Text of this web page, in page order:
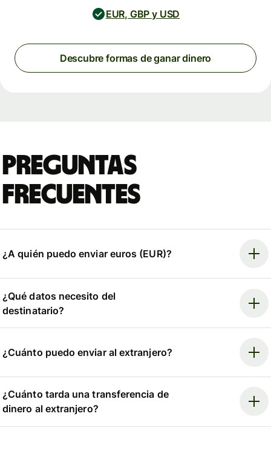
EUR, GBP y USD
Descubre formas de ganar dinero
Preguntas
frecuentes
¿A quién puedo enviar euros (EUR)?
¿Qué datos necesito del
destinatario?
¿Cuánto puedo enviar al extranjero?
¿Cuánto tarda una transferencia de
dinero al extranjero?